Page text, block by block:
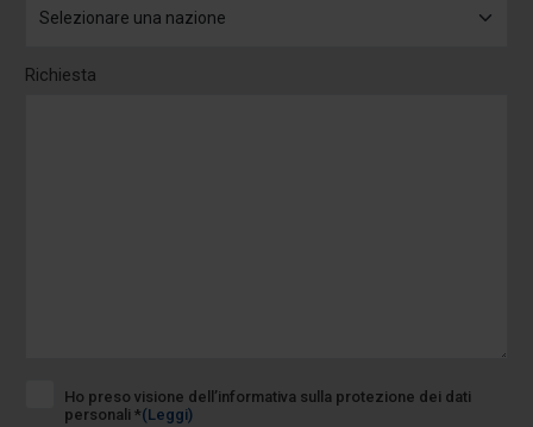
Richiesta
Ho preso visione dell’informativa sulla protezione dei dati
personali *(Leggi)